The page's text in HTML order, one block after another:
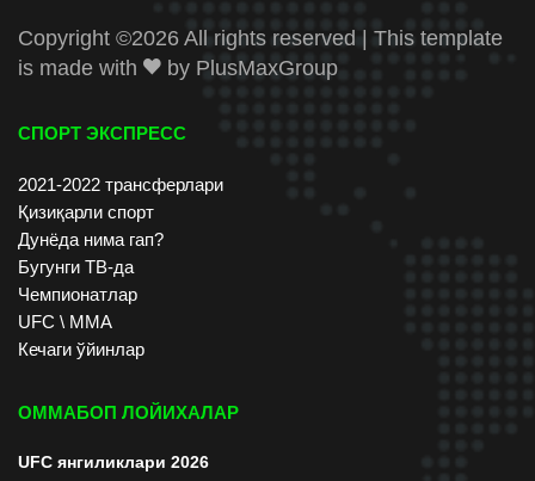
Copyright ©2026 All rights reserved | This template
is made with
by PlusMaxGroup
СПОРТ ЭКСПРЕСС
2021-2022 трансферлари
Қизиқарли спорт
Дунёда нима гап?
Бугунги ТВ-да
Чемпионатлар
UFC \ ММА
Кечаги ўйинлар
ОММАБОП ЛОЙИХАЛАР
UFC янгиликлари 2026